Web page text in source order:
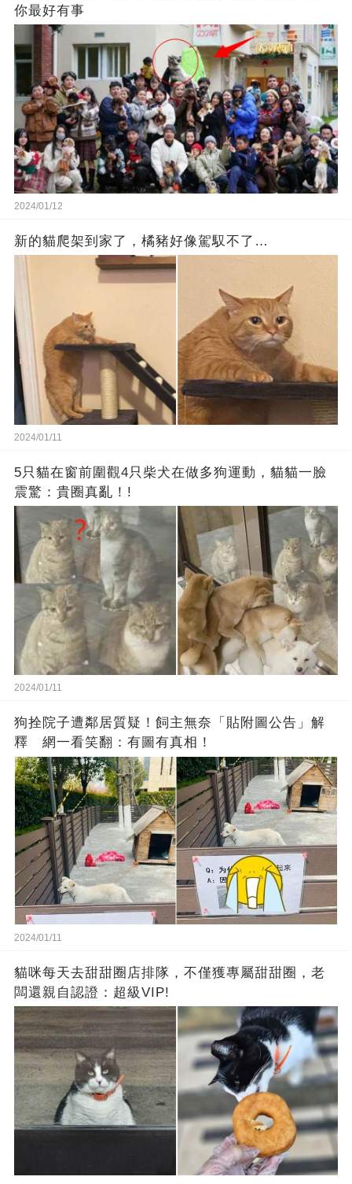
你最好有事
2024/01/12
新的貓爬架到家了，橘豬好像駕馭不了…
2024/01/11
5只貓在窗前圍觀4只柴犬在做多狗運動，貓貓一臉
震驚：貴圈真亂！!
2024/01/11
狗拴院子遭鄰居質疑！飼主無奈「貼附圖公告」解
釋 網一看笑翻：有圖有真相！
2024/01/11
貓咪每天去甜甜圈店排隊，不僅獲專屬甜甜圈，老
闆還親自認證：超級VIP!